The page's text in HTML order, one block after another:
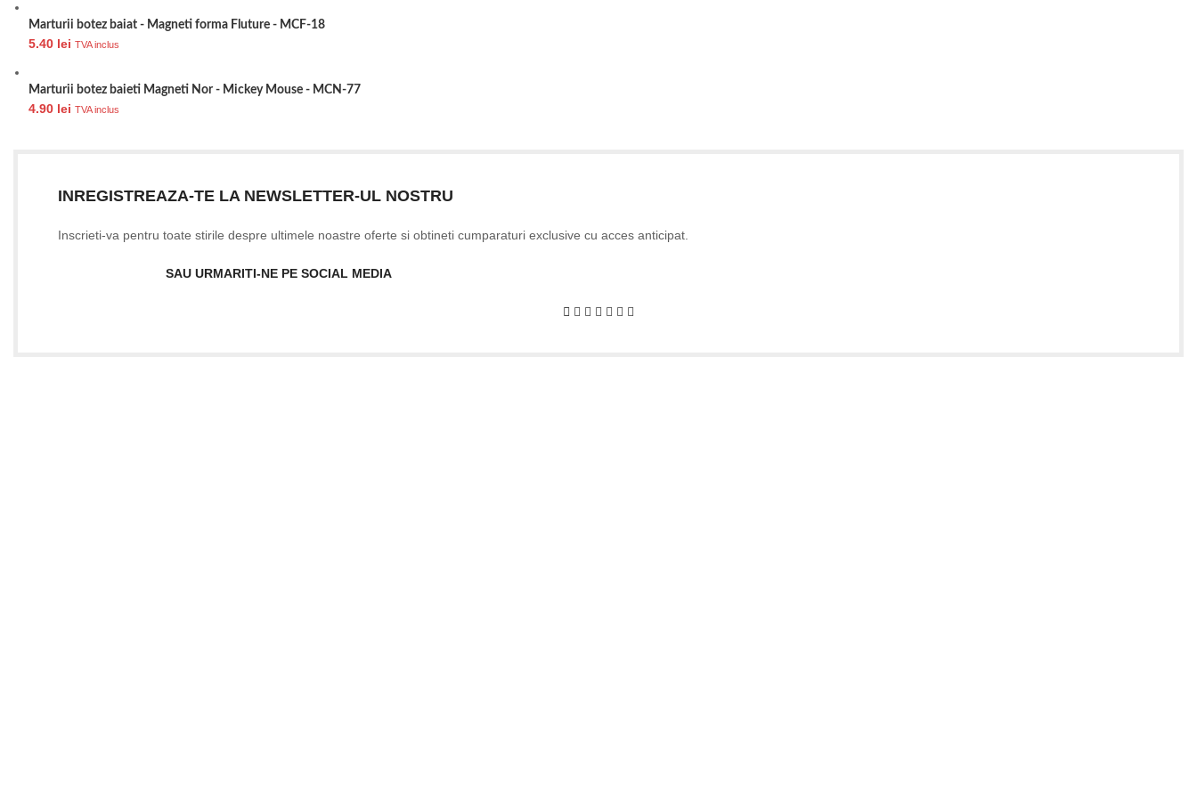
Marturii botez baiat - Magneti forma Fluture - MCF-18
5.40 lei TVA inclus
Marturii botez baieti Magneti Nor - Mickey Mouse - MCN-77
4.90 lei TVA inclus
INREGISTREAZA-TE LA NEWSLETTER-UL NOSTRU
Inscrieti-va pentru toate stirile despre ultimele noastre oferte si obtineti cumparaturi exclusive cu acces anticipat.
SAU URMARITI-NE PE SOCIAL MEDIA